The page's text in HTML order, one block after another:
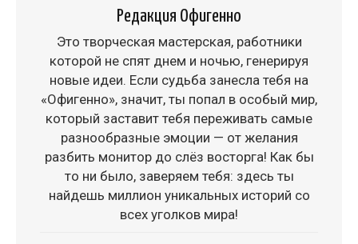
Редакция Офигенно
Это творческая мастерская, работники
которой не спят днем и ночью, генерируя
новые идеи. Если судьба занесла тебя на
«Офигенно», значит, ты попал в особый мир,
который заставит тебя переживать самые
разнообразные эмоции — от желания
разбить монитор до слёз восторга! Как бы
то ни было, заверяем тебя: здесь ты
найдешь миллион уникальных историй со
всех уголков мира!